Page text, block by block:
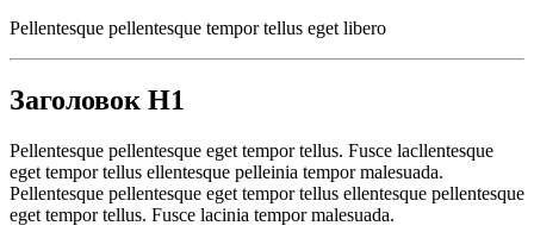
Pellentesque pellentesque tempor tellus eget libero
Заголовок H1
Pellentesque pellentesque eget tempor tellus. Fusce lacllentesque
eget tempor tellus ellentesque pelleinia tempor malesuada.
Pellentesque pellentesque eget tempor tellus ellentesque pellentesque
eget tempor tellus. Fusce lacinia tempor malesuada.